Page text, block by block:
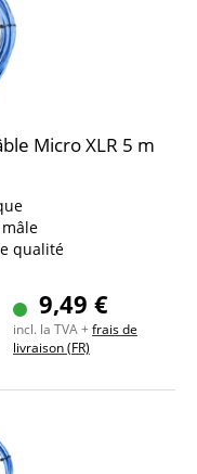
Micro XLR 5 m
qualité
9,49 €
incl. la TVA +frais de
livraison (FR)